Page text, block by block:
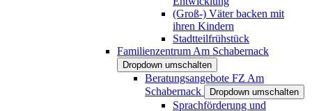
(Groß-) Väter backen mit
ihren Kindern
Stadtteilfrühstück
Familienzentrum Am Schabernack
Dropdown umschalten
Beratungsangebote FZ Am
Schabernack
Dropdown umschalten
Sprachförderung und